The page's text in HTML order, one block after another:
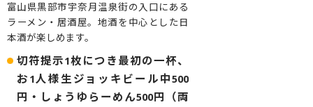
富山県黒部市宇奈月温泉街の入口にある
ラーメン・居酒屋。地酒を中心とした日
本酒が楽しめます。
切符提示1枚につき最初の一杯、
お1人様生ジョッキビール中500
円・しょうゆらーめん500円（両